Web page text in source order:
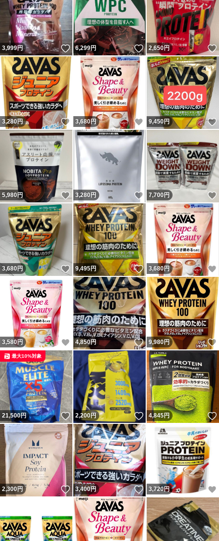
3,999円 いいね！
6,299円 いいね！
2,650円
3,280円 いいね！
3,680円 いいね！
9,450円
5,980円 いいね！
3,280 円 いいね！
7,700円
3,680円 いいね！
9,495円 いいね！
3,680円
3,580円 いいね！
4,850円 いいね！
9,980円
21,500円 いいね！
最大10%対象
2,200円 いいね！
4,845円
2,300円 いいね！
3,400円 いいね！
3,720円